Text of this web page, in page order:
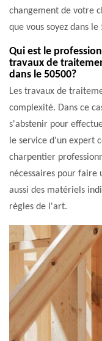
changement de votre
que vous soyez dans le
Qui est le
travaux de
dans le 50500?
Les travaux de
complexité. Dans ce
s'abstenir pour
le service d'un expert
charpentier
nécessaires pour faire
aussi des matériels
règles de l'art.